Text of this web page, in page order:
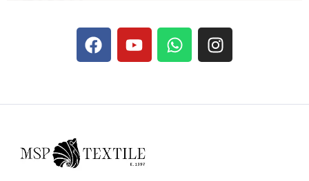
francophones.